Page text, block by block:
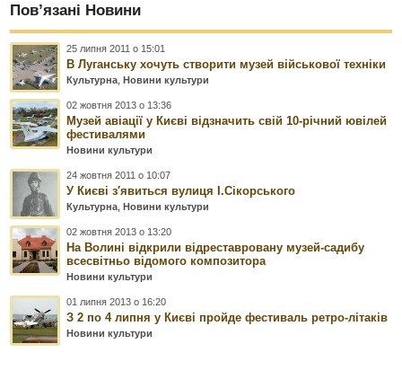
Пов’язані Новини
25 липня 2011 о 15:01
В Луганську хочуть створити музей військової техніки
Культурна ,Новини культури
02 жовтня 2013 о 13:36
Музей авіації у Києві відзначить свій 10-річний ювілей
фестивалями
Новини культури
24 жовтня 2011 о 10:07
У Києві з′явиться вулиця І.Сікорського
Культурна ,Новини культури
02 жовтня 2013 о 13:20
На Волині відкрили відреставровану музей-садибу
всесвітньо відомого композитора
Новини культури
01 липня 2013 о 16:20
З 2 по 4 липня у Києві пройде фестиваль ретро-літаків
Новини культури